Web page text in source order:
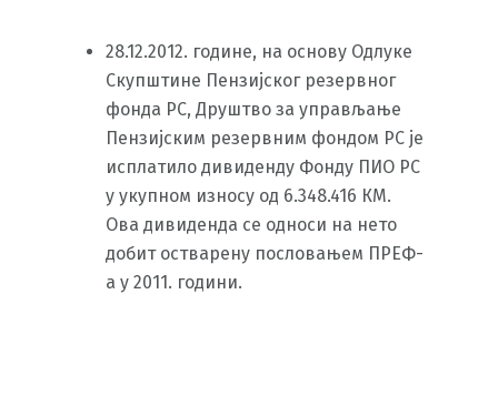
28.12.2012. године, на основу Одлуке
Скупштине Пензијског резервног
фонда РС, Друштво за управљање
Пензијским резервним фондом РС је
исплатило дивиденду Фонду ПИО РС
у укупном износу од 6.348.416 КМ.
Ова дивиденда се односи на нето
добит остварену пословањем ПРЕФ-
а у 2011. години.